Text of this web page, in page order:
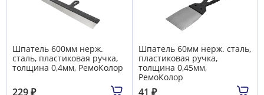
Шпатель 600мм нерж.
сталь, пластиковая ручка,
толщина 0,4мм, РемоКолор
229₽
Шпатель 60мм нерж. сталь,
пластиковая ручка,
толщина 0,45мм,
РемоКолор
41 ₽